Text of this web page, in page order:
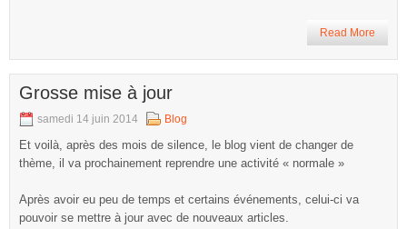
Read More
Grosse mise à jour
samedi 14 juin 2014 Blog
Et voilà, après des mois de silence, le blog vient de changer de
thème, il va prochainement reprendre une activité « normale »
Après avoir eu peu de temps et certains événements, celui-ci va
pouvoir se mettre à jour avec de nouveaux articles.